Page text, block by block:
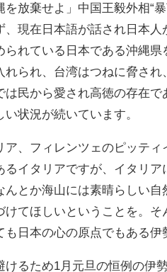
放棄せよ」中国王毅外相“
、現在日本語が話され日本
れている日本である沖縄県
れられ、台湾はつねに脅さ
は民から愛され高徳の存在
状況が続いています。
ア、フィレンツェのピッテ
イタリアですが、イタリア
んとか海山には素晴らしい
けてほしいということを。
日本の心の原点でもある伊
るため1月元旦の恒例の伊